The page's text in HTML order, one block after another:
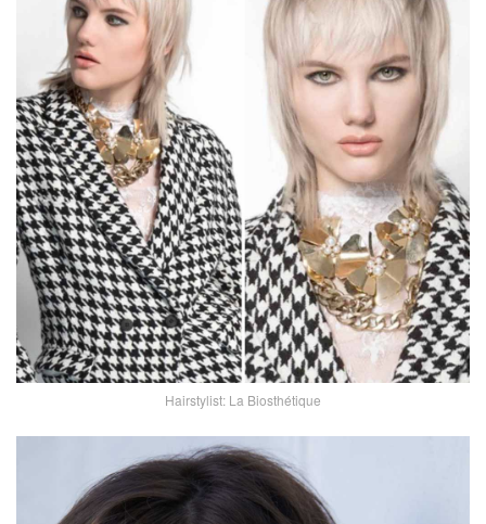
Hairstylist: La Biosthétique